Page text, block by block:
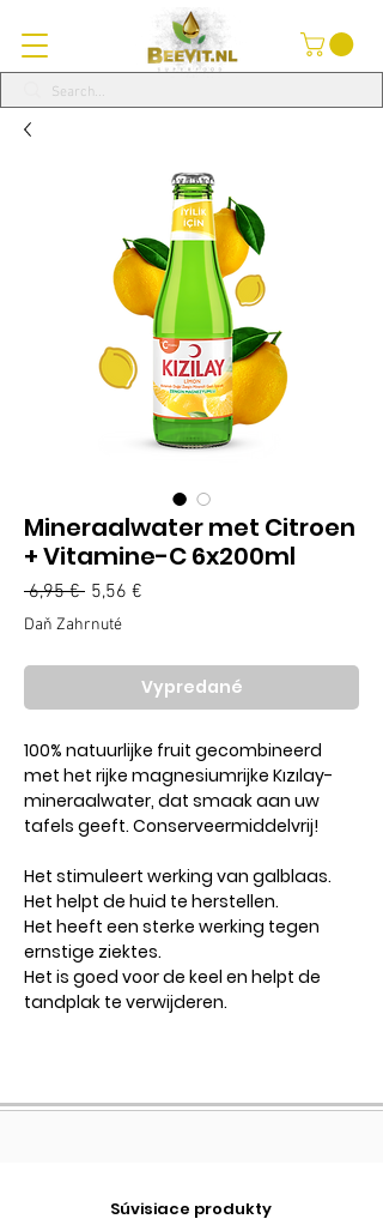
Mineraalwater met Citroen
+ Vitamine-C 6x200ml
6,95 € Normálna
cena
5,56 €
Daň Zahrnuté
Vypredané
100% natuurlijke fruit gecombineerd
met het rijke magnesiumrijke Kızılay-
mineraalwater, dat smaak aan uw
tafels geeft. Conserveermiddelvrij!
Het stimuleert werking van galblaas.
Het helpt de huid te herstellen.
Het heeft een sterke werking tegen
ernstige ziektes.
Het is goed voor de keel en helpt de
tandplak te verwijderen.
Súvisiace produkty